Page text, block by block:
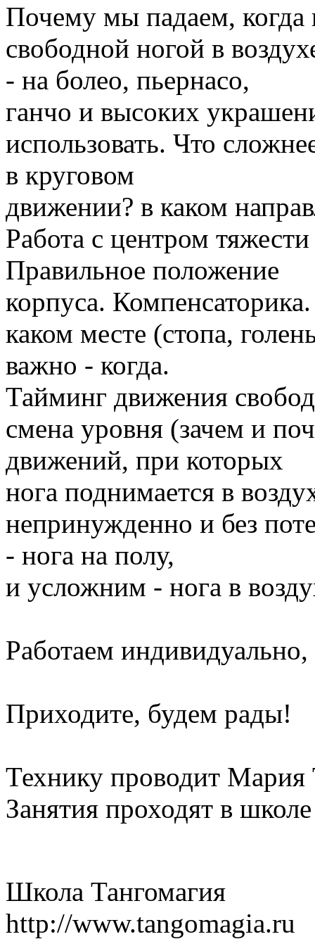
Почему мы падаем, когда
свободной ногой в
- на болео, пьернасо,
ганчо и высоких
использовать. Что
в круговом
движении? в каком
Работа с центром
Правильное положение
корпуса.
каком месте (стопа,
важно - когда.
Тайминг движения
смена уровня (зачем и
движений, при которых
нога поднимается в
непринужденно и без
- нога на полу,
и усложним - нога в
Работаем
Приходите, будем рады!
Технику проводит Мария
Занятия проходят в
Школа Тангомагия
http://www.tangomagia.ru